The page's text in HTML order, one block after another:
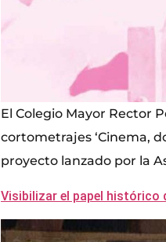
El Colegio Mayor Rector
cortometrajes ‘Cinema,
proyecto lanzado por la
Visibilizar el papel histórico